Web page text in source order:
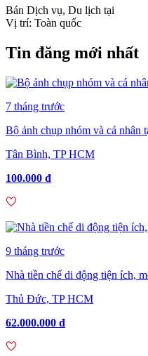
Bán Dịch vụ, Du lịch tại
Vị trí: Toàn quốc
Tin đăng mới nhất
7 tháng trước
Bộ ảnh chụp nhóm và cá nhân
Tân Bình, TP HCM
100.000 đ
9 tháng trước
Nhà tiền chế di động tiện ích,
Thủ Đức, TP HCM
62.000.000 đ